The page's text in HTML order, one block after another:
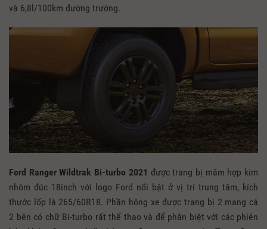
và 6,8l/100km đường trường.
Ford Ranger Wildtrak Bi-turbo 2021 được trang bị mâm hợp kim
nhôm đúc 18inch với logo Ford nổi bật ở vị trí trung tâm, kích
thước lốp là 265/60R18. Phần hông xe được trang bị 2 mang cá
2 bên có chữ Bi-turbo rất thể thao và để phân biệt với các phiên